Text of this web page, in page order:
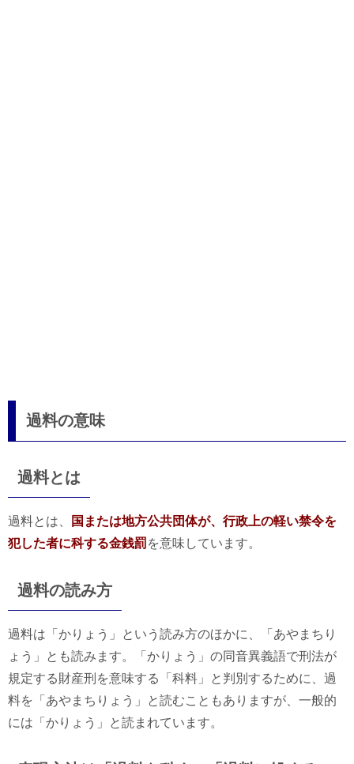
過料の意味
過料とは
過料とは、
国または地方公共団体が、行政上の軽い禁令を
犯した者に科する金銭罰を意味しています。
過料の読み方
過料は「かりょう」という読み方のほかに、「あやまちり
ょう」とも読みます。「かりょう」の同音異義語で刑法が
規定する財産刑を意味する「科料」と判別するために、過
料を「あやまちりょう」と読むこともありますが、一般的
には「かりょう」と読まれています。